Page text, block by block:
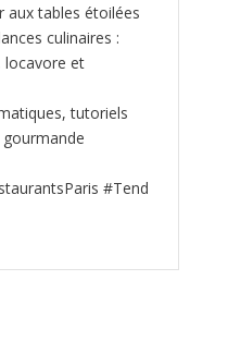
aux tables étoilées
culinaires :
locavore et
tutoriels
#Tend